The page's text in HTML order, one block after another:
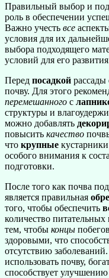
Правильный выбор и
роль в обеспечении
Важно учесть все
условия для их
выбора подходящего
условий для его
Перед посадкой рассады
почву. Для этого
перемешанного с
структуры и
можно добавлять
повысить качество
что крупные
особого внимания к
подготовки.
После того как почва
является правильная
того, чтобы обеспечить
количество
тем, чтобы концы
здоровыми, что
отсутствию заболеваний.
использовать почву,
способствует